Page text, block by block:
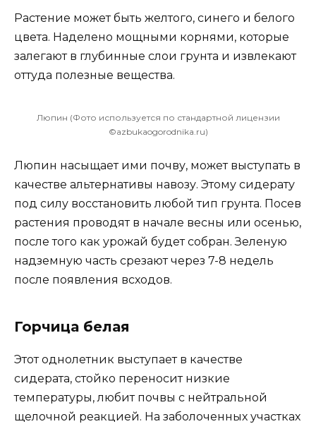
Растение может быть желтого, синего и белого
цвета. Наделено мощными корнями, которые
залегают в глубинные слои грунта и извлекают
оттуда полезные вещества.
Люпин (Фото используется по стандартной лицензии
©azbukaogorodnika.ru)
Люпин насыщает ими почву, может выступать в
качестве альтернативы навозу. Этому сидерату
под силу восстановить любой тип грунта. Посев
растения проводят в начале весны или осенью,
после того как урожай будет собран. Зеленую
надземную часть срезают через 7-8 недель
после появления всходов.
Горчица белая
Этот однолетник выступает в качестве
сидерата, стойко переносит низкие
температуры, любит почвы с нейтральной
щелочной реакцией. На заболоченных участках